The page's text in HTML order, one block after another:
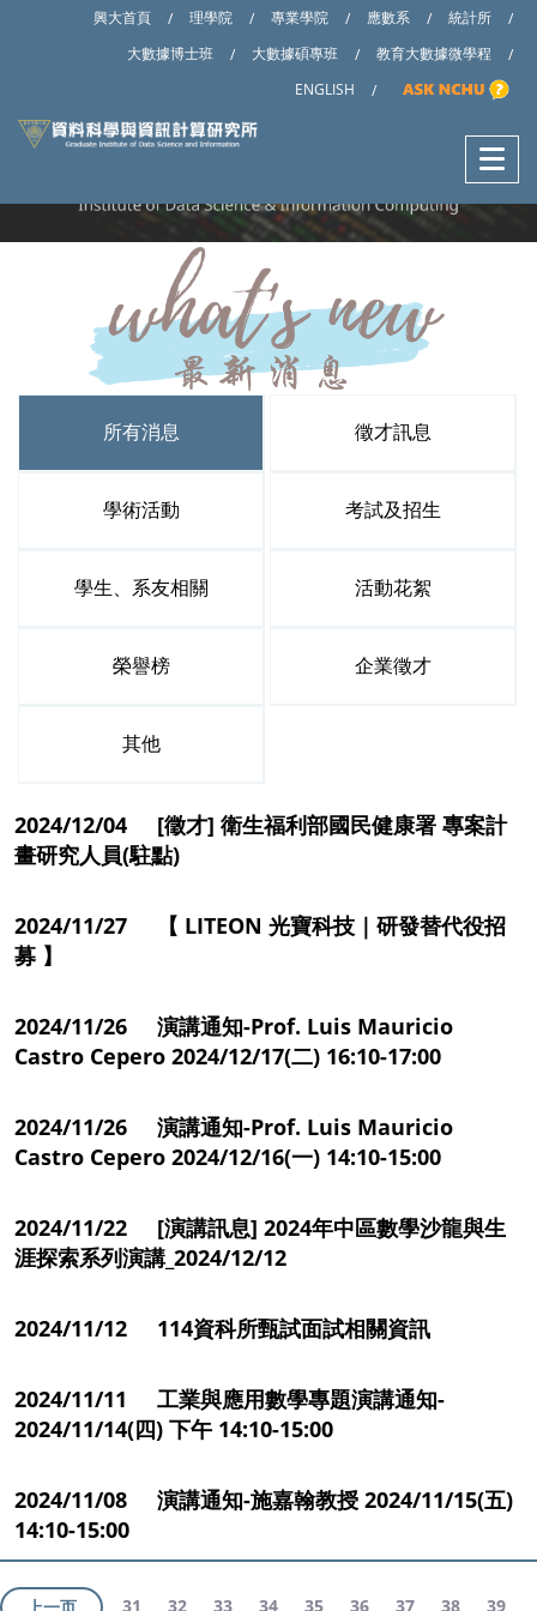
興大首頁 / 理學院 / 專業學院 / 應數系 / 統計所
/
大數據博士班
/ 大數據碩專班 / 教育大數據微學程
/
ENGLISH
/
所有消息 徵才訊息
學術活動 考試及招生
學生、系友相關 活動花絮
榮譽榜 企業徵才
其他
2024/12/04 [徵才] 衛生福利部國民健康署 專案計
畫研究人員(駐點)
2024/11/27 【 LITEON 光寶科技｜研發替代役招
募 】
2024/11/26 演講通知-Prof. Luis Mauricio
Castro Cepero 2024/12/17(二) 16:10-17:00
2024/11/26 演講通知-Prof. Luis Mauricio
Castro Cepero 2024/12/16(一) 14:10-15:00
2024/11/22 [演講訊息] 2024年中區數學沙龍與生
涯探索系列演講_2024/12/12
2024/11/12 114資科所甄試面試相關資訊
2024/11/11 工業與應用數學專題演講通知-
2024/11/14(四) 下午 14:10-15:00
2024/11/08 演講通知-施嘉翰教授 2024/11/15(五)
14:10-15:00
31 32 33 34 35 36 37 38 39